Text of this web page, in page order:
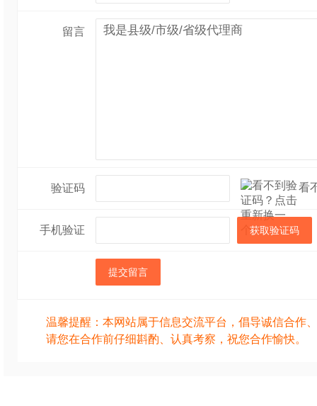
卤蛋：口感醇厚，
要。福建和丰食品
格，致力于提供新
作伙伴都能做出让
四、关东煮厂家与
在选择合适的关东
重要的。福建和丰
留言
验证码 看
手机验证 获取验证码
提交留言
温馨提醒：本网站属于信息交流平台，倡导诚信合作
请您在合作前仔细斟酌、认真考察，祝您合作愉快。